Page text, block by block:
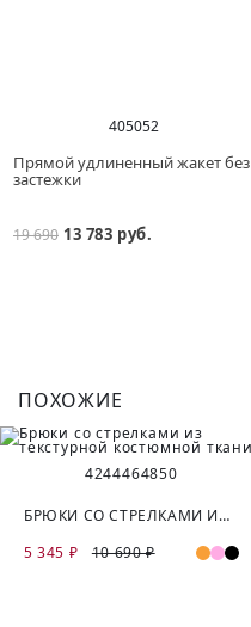
405052
Прямой удлиненный жакет без
застежки
19 690 13 783 руб.
ПОХОЖИЕ
4244464850
БРЮКИ СО СТРЕЛКАМИ ИЗ ТЕКСТУРНОЙ КОСТЮМНОЙ ТКАНИ
5 345 ₽
10 690 ₽